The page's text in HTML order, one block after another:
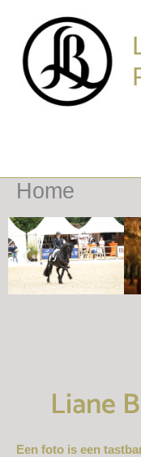
inhoud
Home
Liane
Een foto is een